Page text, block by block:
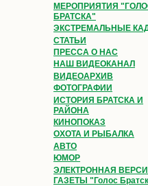
МЕРОПРИЯТИЯ
БРАТСКА"
ЭКСТРЕМАЛЬНЫЕ
СТАТЬИ
ПРЕССА О НАС
НАШ ВИДЕОКАНАЛ
ВИДЕОАРХИВ
ФОТОГРАФИИ
ИСТОРИЯ БРАТСКА И
РАЙОНА
КИНОПОКАЗ
ОХОТА И РЫБАЛКА
АВТО
ЮМОР
ЭЛЕКТРОННАЯ
ГАЗЕТЫ "Голос